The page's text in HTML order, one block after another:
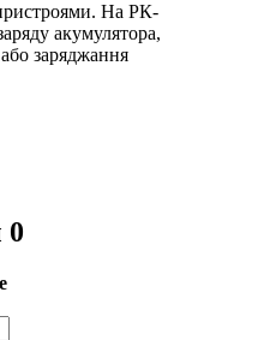
На РК-
акумулятора,
заряджання
0